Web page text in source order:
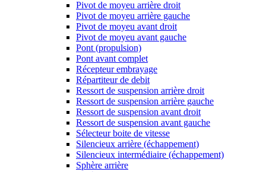
Pivot de moyeu arrière droit
Pivot de moyeu arrière gauche
Pivot de moyeu avant droit
Pivot de moyeu avant gauche
Pont (propulsion)
Pont avant complet
Récepteur embrayage
Répartiteur de debit
Ressort de suspension arrière droit
Ressort de suspension arrière gauche
Ressort de suspension avant droit
Ressort de suspension avant gauche
Sélecteur boite de vitesse
Silencieux arrière (échappement)
Silencieux intermédiaire (échappement)
Sphère arrière